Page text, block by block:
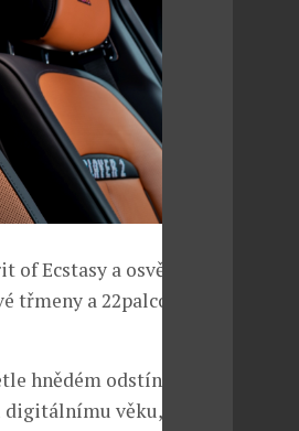
Ecstasy a osvětlenou
a 22palcová
hnědém odstínu
digitálnímu věku,